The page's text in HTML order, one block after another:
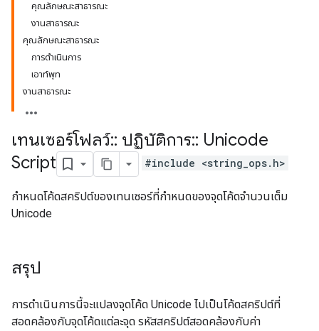
คุณลักษณะสาธารณะ
งานสาธารณะ
คุณลักษณะสาธารณะ
การดำเนินการ
เอาท์พุท
งานสาธารณะ
เทนเซอร์โฟลว์:: ปฏิบัติการ:: Unicode
Script
#include <string_ops.h>
กำหนดโค้ดสคริปต์ของเทนเซอร์ที่กำหนดของจุดโค้ดจำนวนเต็ม
Unicode
สรุป
การดำเนินการนี้จะแปลงจุดโค้ด Unicode ไปเป็นโค้ดสคริปต์ที่
สอดคล้องกับจุดโค้ดแต่ละจุด รหัสสคริปต์สอดคล้องกับค่า